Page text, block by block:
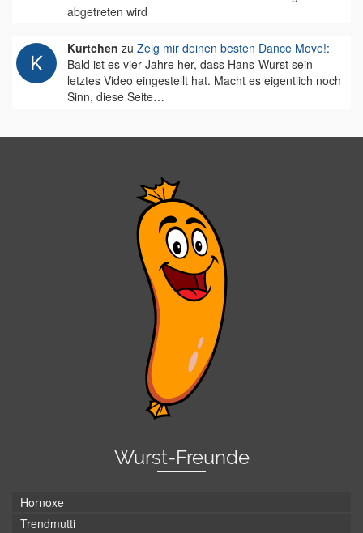
abgetreten wird
Kurtchen zu Zeig mir deinen besten Dance Move!:
Bald ist es vier Jahre her, dass Hans-Wurst sein
letztes Video eingestellt hat. Macht es eigentlich noch
Sinn, diese Seite…
Wurst-Freunde
Hornoxe
Trendmutti